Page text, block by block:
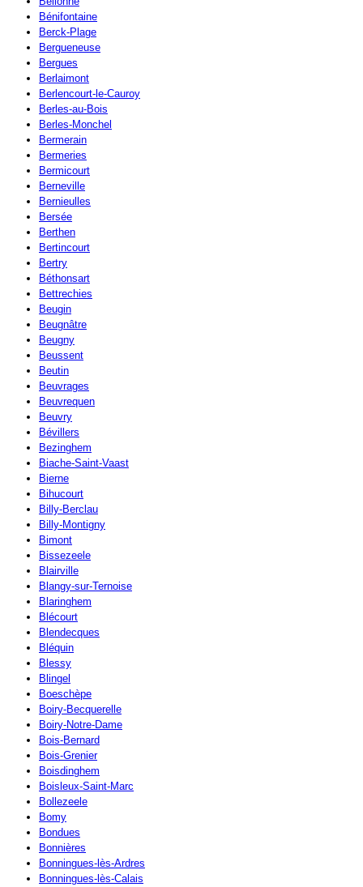
Bénifontaine
Berck-Plage
Bergueneuse
Bergues
Berlaimont
Berlencourt-le-Cauroy
Berles-au-Bois
Berles-Monchel
Bermerain
Bermeries
Bermicourt
Berneville
Bernieulles
Bersée
Berthen
Bertincourt
Bertry
Béthonsart
Bettrechies
Beugin
Beugnâtre
Beugny
Beussent
Beutin
Beuvrages
Beuvrequen
Beuvry
Bévillers
Bezinghem
Biache-Saint-Vaast
Bierne
Bihucourt
Billy-Berclau
Billy-Montigny
Bimont
Bissezeele
Blairville
Blangy-sur-Ternoise
Blaringhem
Blécourt
Blendecques
Bléquin
Blessy
Blingel
Boeschèpe
Boiry-Becquerelle
Boiry-Notre-Dame
Bois-Bernard
Bois-Grenier
Boisdinghem
Boisleux-Saint-Marc
Bollezeele
Bomy
Bondues
Bonnières
Bonningues-lès-Ardres
Bonningues-lès-Calais